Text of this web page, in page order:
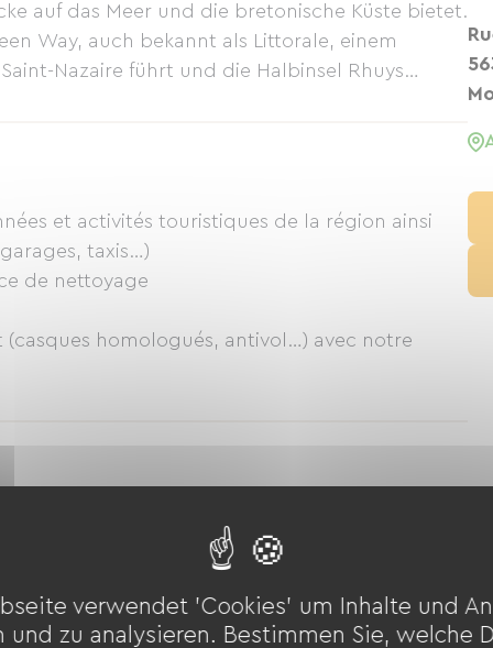
auf das Meer und die bretonische Küste bietet.
Way, auch bekannt als Littorale, einem
Nazaire führt und die Halbinsel Rhuys
et activités touristiques de la région ainsi
taxis…)
de nettoyage
homologués, antivol…) avec notre
verwendet 'Cookies' um Inhalte und
und zu analysieren. Bestimmen Sie, welche